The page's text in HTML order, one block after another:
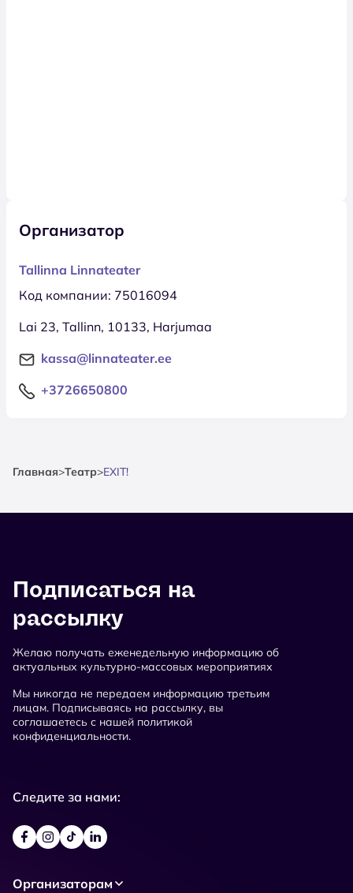
Организатор
Tallinna Linnateater
Код компании: 75016094
Lai 23, Tallinn, 10133, Harjumaa
kassa@linnateater.ee
+3726650800
Главная>Театр>EXIT!
Подписаться на
рассылку
Желаю получать еженедельную информацию об
актуальных культурно-массовых мероприятиях
Мы никогда не передаем информацию третьим
лицам. Подписываясь на рассылку, вы
соглашаетесь с нашей политикой
конфиденциальности.
Следите за нами:
Организаторам